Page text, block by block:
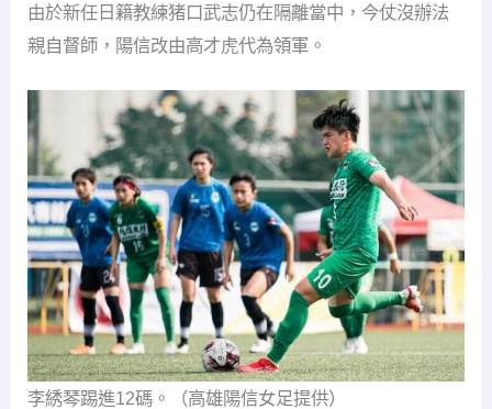
由於新任日籍教練猪口武志仍在隔離當中，今仗沒辦法
親自督師，陽信改由高才虎代為領軍。
李綉琴踢進12碼。（高雄陽信女足提供）